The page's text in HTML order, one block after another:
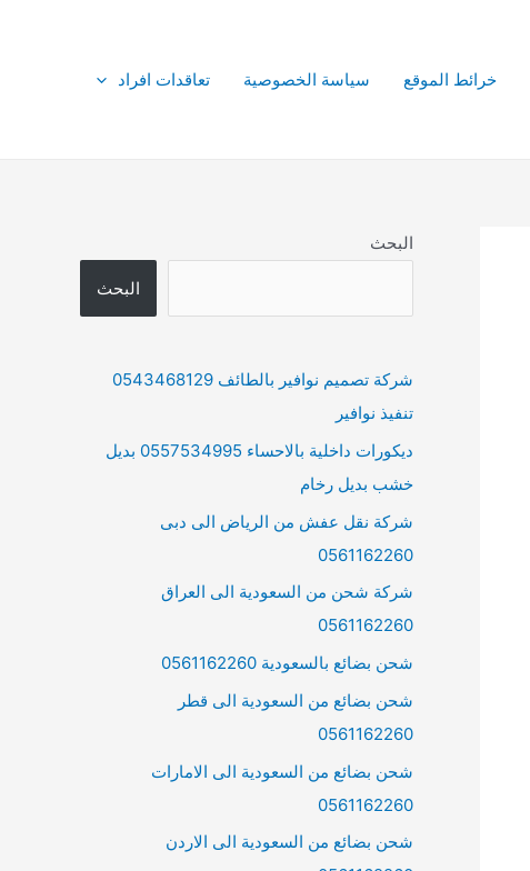
خرائط الموقع سياسة الخصوصية تعاقدات افراد
البحث
البحث
شركة تصميم نوافير بالطائف 0543468129
تنفيذ نوافير
ديكورات داخلية بالاحساء 0557534995 بديل
خشب بديل رخام
شركة نقل عفش من الرياض الى دبى
0561162260
شركة شحن من السعودية الى العراق
0561162260
شحن بضائع بالسعودية 0561162260
شحن بضائع من السعودية الى قطر
0561162260
شحن بضائع من السعودية الى الامارات
0561162260
شحن بضائع من السعودية الى الاردن